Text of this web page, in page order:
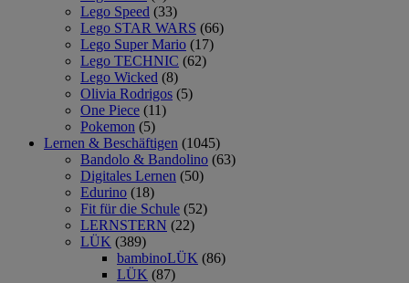
Lego Speed (33)
Lego STAR WARS (66)
Lego Super Mario (17)
Lego TECHNIC (62)
Lego Wicked (8)
Olivia Rodrigos (5)
One Piece (11)
Pokemon (5)
Lernen & Beschäftigen (1045)
Bandolo & Bandolino (63)
Digitales Lernen (50)
Edurino (18)
Fit für die Schule (52)
LERNSTERN (22)
LÜK (389)
bambinoLÜK (86)
LÜK (87)